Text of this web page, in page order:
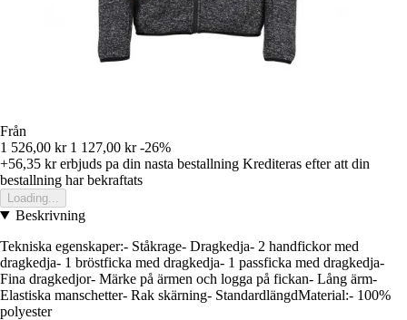
Från
1 526,00 kr 1 127,00 kr -26%
+56,35 krerbjuds pa din nasta bestallning Krediteras efter att din
bestallning har bekraftats
Loading...
Beskrivning
Tekniska egenskaper:- Ståkrage- Dragkedja- 2 handfickor med
dragkedja- 1 bröstficka med dragkedja- 1 passficka med dragkedja-
Fina dragkedjor- Märke på ärmen och logga på fickan- Lång ärm-
Elastiska manschetter- Rak skärning- StandardlängdMaterial:- 100%
polyester